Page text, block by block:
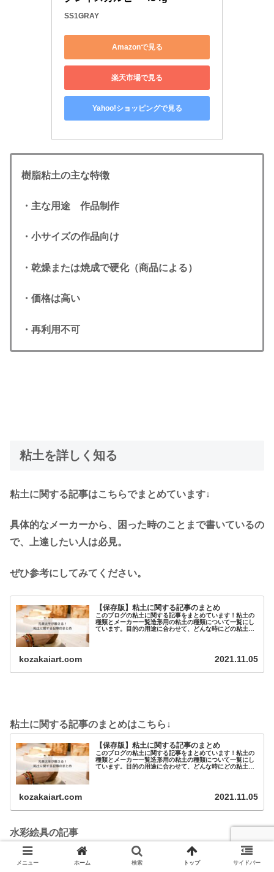
SS1GRAY
Amazonで見る
楽天市場で見る
Yahoo!ショッピングで見る
樹脂粘土の主な特徴
・主な用途 作品制作
・小サイズの作品向け
・乾燥または焼成で硬化（商品による）
・価格は高い
・再利用不可
粘土を詳しく知る
粘土に関する記事はこちらでまとめています↓
具体的なメーカーから、困った時のことまで書いているの
で、上達したい人は必見。
ぜひ参考にしてみてください。
【保存版】粘土に関する記事のまとめ
このブログの粘土に関する記事をまとめています！粘土の
種類とメーカー一覧造形用の粘土の種類について一覧にし
ています。目的の用途に合わせて、どんな時にどの粘土を
kozakaiart.com 2021.11.05
粘土に関する記事のまとめはこちら↓
【保存版】粘土に関する記事のまとめ
このブログの粘土に関する記事をまとめています！粘土の
種類とメーカー一覧造形用の粘土の種類について一覧にし
ています。目的の用途に合わせて、どんな時にどの粘土を
kozakaiart.com 2021.11.05
水彩絵具の記事
水彩絵具の記事
当ブログ「アートと日常」にある水彩絵の具の記事一覧画
メニュー ホーム 検索 トップ サイドバー